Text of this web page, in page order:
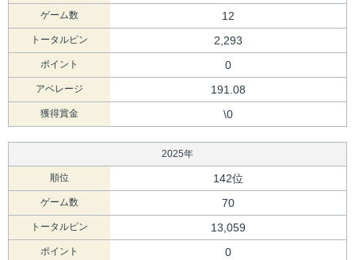
ゲーム数 12
トータルピン 2,293
ポイント 0
アベレージ 191.08
獲得賞金 \0
2025年
順位 142位
ゲーム数 70
トータルピン 13,059
ポイント 0